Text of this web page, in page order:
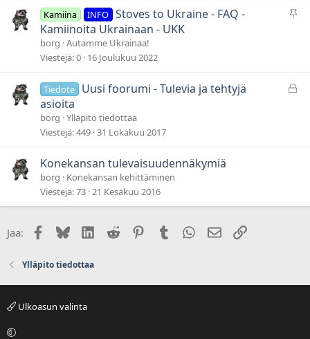
yP
ä
Kamiina INFO Stoves to Ukraine - FAQ -
Kamiinoita Ukrainaan - UKK
borg Autamme Ukrainaa!
Viestejä 0 16 Joulukuu 2022
L
Tiedote
Uusi foorumi - Tulevia ja tehtyjä
asioita
borg Ylläpito tiedottaa
Viestejä 449 31 Lokakuu 2017
Konekansan tulevaisuudennäkymiä
borg
Konekansan kehittäminen
Viestejä 73 21 Kesäkuu 2016
Jaa: Facebook
BlueskyLinkedIn
Reddit PinterestTumblr WhatsApp
Sähköposti
Linkki
Ylläpito tiedottaa
Ulkoasun valinta